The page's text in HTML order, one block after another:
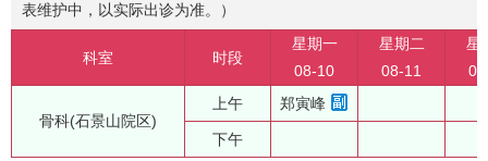
表维护中，以实际出诊为准。）
科室 时段
星期一
08-10
星期二
08-11
星
骨科(石景山院区)
上午 郑寅峰
下午